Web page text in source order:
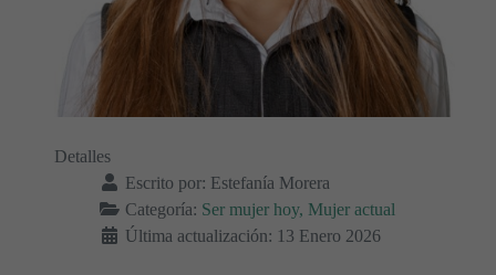
Detalles
Escrito por: Estefanía Morera
Categoría: Ser mujer hoy, Mujer actual
Última actualización: 13 Enero 2026